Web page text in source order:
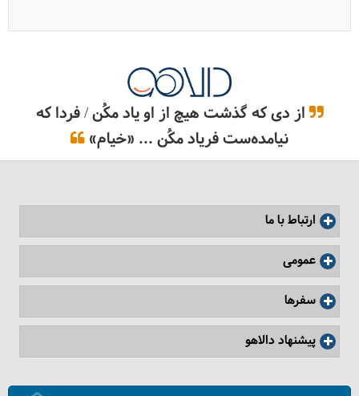
سوغاتی‌های روسیه
از دی که گذشت هیچ از او یاد مکُن / فردا که
نیامده‌ست فریاد مکُن ... «خیام»
ارتباط با ما
عمومی
سفرها
پیشنهاد دالاهو